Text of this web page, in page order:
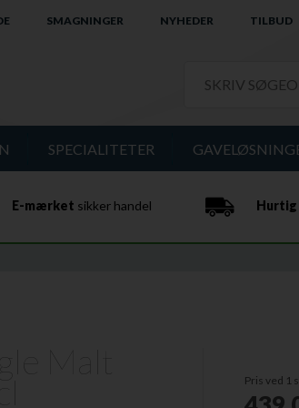
SMAGNINGER NYHEDER TILBUD
SPECIALITETER
E-mærket sikker handel
Pris ved 1